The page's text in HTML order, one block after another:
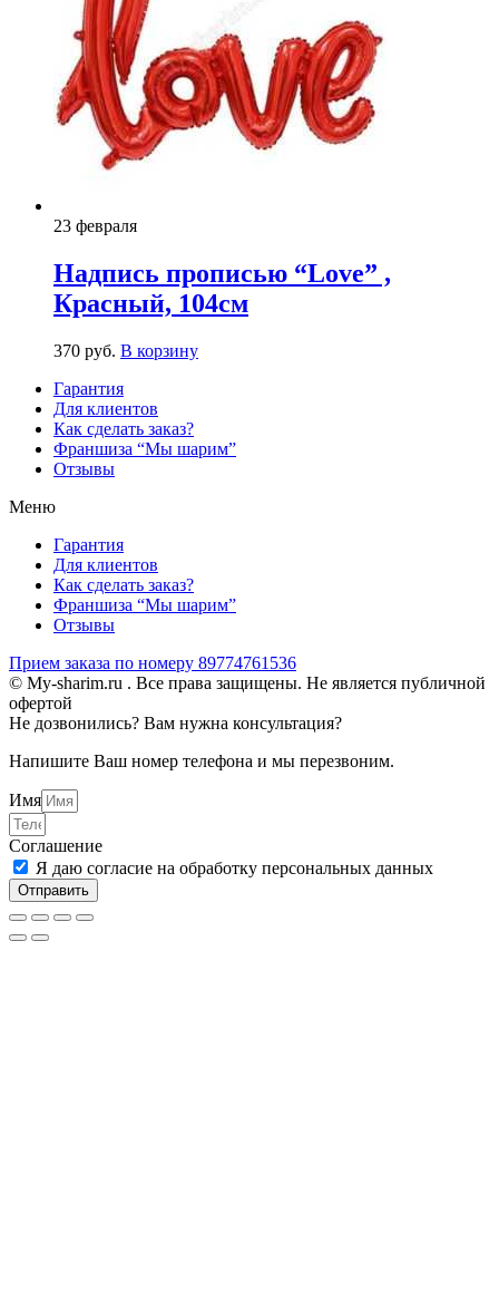
23 февраля
Надпись прописью “Love” ,
Красный, 104см
370 руб. В корзину
Гарантия
Для клиентов
Как сделать заказ?
Франшиза “Мы шарим”
Отзывы
Меню
Гарантия
Для клиентов
Как сделать заказ?
Франшиза “Мы шарим”
Отзывы
Прием заказа по номеру 89774761536
© My-sharim.ru . Все права защищены. Не является публичной
офертой
Не дозвонились? Вам нужна консультация?
Напишите Ваш номер телефона и мы перезвоним.
Имя
Соглашение
Я даю согласие на обработку персональных данных
Отправить